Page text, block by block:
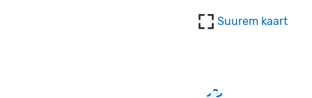
Suurem kaart